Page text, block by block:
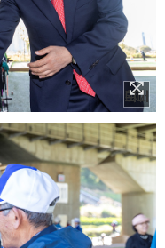
이미지 확대보기